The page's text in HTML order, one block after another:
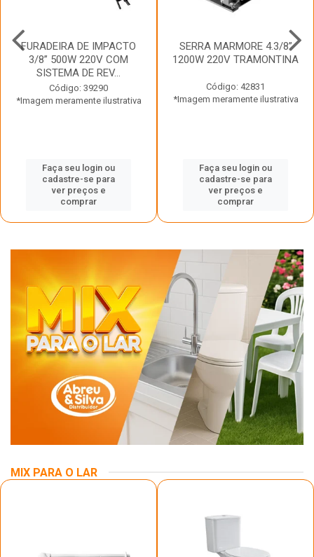
FURADEIRA DE IMPACTO
3/8” 500W 220V COM
SISTEMA DE REV...
Código: 39290
*Imagem meramente ilustrativa
Faça seu login ou
cadastre-se para
ver preços e
comprar
SERRA MARMORE 4.3/8”
1200W 220V TRAMONTINA
Código: 42831
*Imagem meramente ilustrativa
Faça seu login ou
cadastre-se para
ver preços e
comprar
MIX PARA O LAR